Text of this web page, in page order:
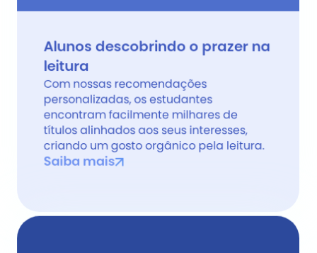
Alunos descobrindo o prazer na
leitura
Com nossas recomendações
personalizadas, os estudantes
encontram facilmente milhares de
títulos alinhados aos seus interesses,
criando um gosto orgânico pela leitura.
Saiba mais